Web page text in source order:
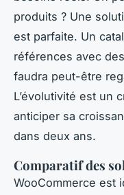
produits ? Une
est parfaite. Un
références avec
faudra peut-être
L’évolutivité est un
anticiper sa
dans deux ans.
Comparatif des
WooCommerce est